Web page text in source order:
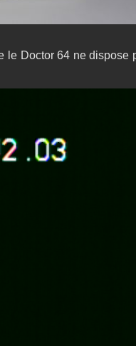
le Doctor 64 ne dispose